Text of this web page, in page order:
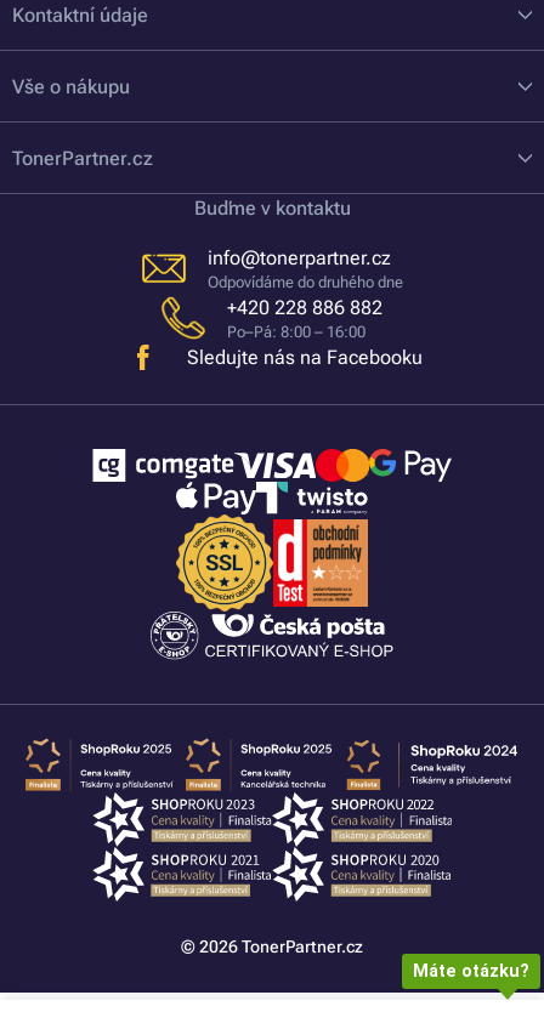
Kontaktní údaje
Vše o nákupu
TonerPartner.cz
Buďme v kontaktu
info@tonerpartner.cz
Odpovídáme do druhého dne
+420 228 886 882
Po–Pá: 8:00 – 16:00
Sledujte nás na Facebooku
© 2026 TonerPartner.cz
Máte otázku?